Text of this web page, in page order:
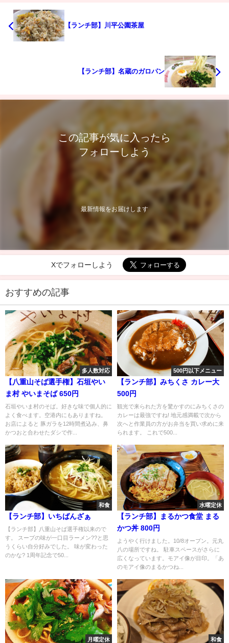
【ランチ部】川平公園茶屋
【ランチ部】名蔵のガロパン
この記事が気に入ったら
フォローしよう
最新情報をお届けします
Xでフォローしよう
おすすめの記事
多人数対応
【八重山そば選手権】石垣やい
ま村 やいまそば 650円
石垣やいま村のそば。好きな味で個人的に
よく食べます。空港内にもありますね。
お店によると 豚ガラを12時間煮込み、鼻
かつおと合わせたダシで作...
500円以下メニュー
【ランチ部】みちくさ カレー大
500円
観光で来られた方を驚かすのにみちくさの
カレーは最強ですね! 地元感満載で次から
次へと作業員の方がお弁当を買い求めに来
られます。 これで500...
和食
【ランチ部】いちばんざぁ
【ランチ部】八重山そば選手権以来ので
す。 スープの味が一口目ラーメン??と思
うくらい自分好みでした。 味が変わった
のかな? 1周年記念で50...
水曜定休
【ランチ部】まるかつ食堂 まる
かつ丼 800円
ようやく行けました。10/8オープン。元丸
八の場所ですね。 駐車スペースがさらに
広くなっています。モアイ像が目印。「あ
のモアイ像のまるかつね...
月曜定休 和食